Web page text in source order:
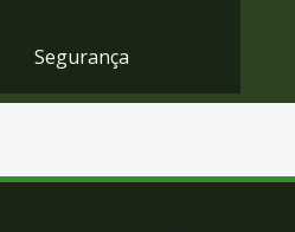
Segurança